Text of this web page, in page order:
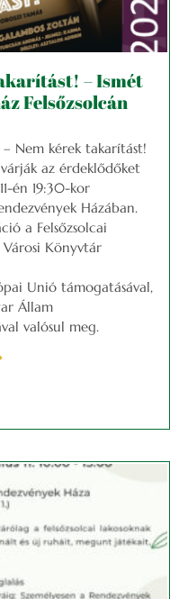
– Ismét
Felsőzsolcán
Nem kérek takarítást!
az érdeklődőket
én 19:30-kor
Házában.
a Felsőzsolcai
Városi Könyvtár
Unió támogatásával,
Állam
valósul meg.